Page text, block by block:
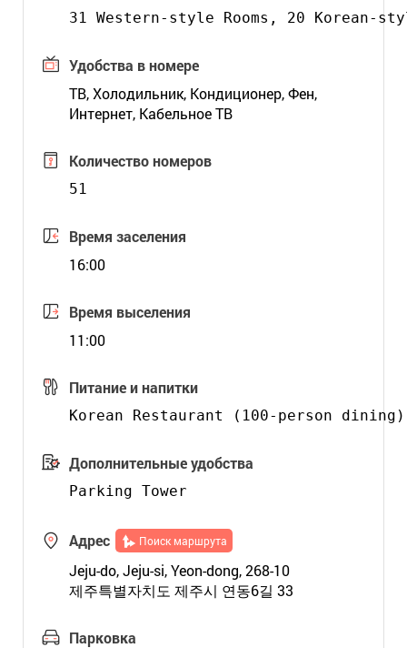
31 Western-style Rooms, 20 Korean-
Удобства в номере
ТВ, Холодильник, Кондиционер, Фен,
Интернет, Кабельное ТВ
Количество номеров
51
Время заселения
16:00
Время выселения
11:00
Питание и напитки
Дополнительные удобства
Адрес Поиск маршрута
Jeju-do, Jeju-si, Yeon-dong, 268-10
제주특별자치도 제주시 연동6길 33
Парковка